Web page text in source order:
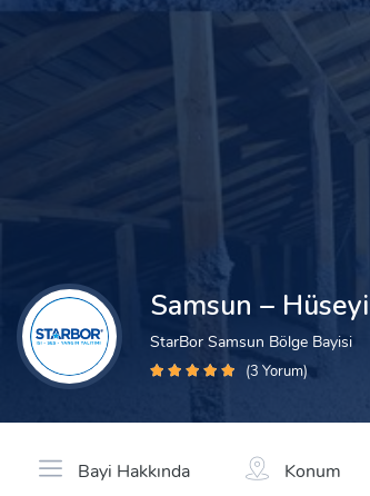
Samsun –
StarBor Samsun Bölge Bayisi
(3 Yorum)
Bayi Hakkında Konum